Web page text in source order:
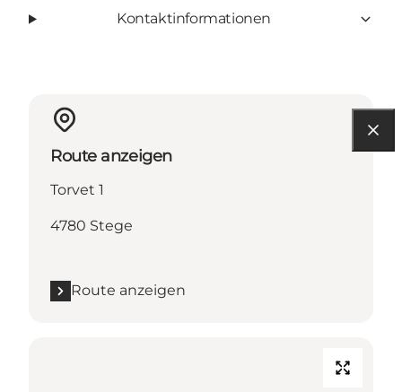
Kontaktinformationen
Route anzeigen
Torvet 1
4780 Stege
Route anzeigen